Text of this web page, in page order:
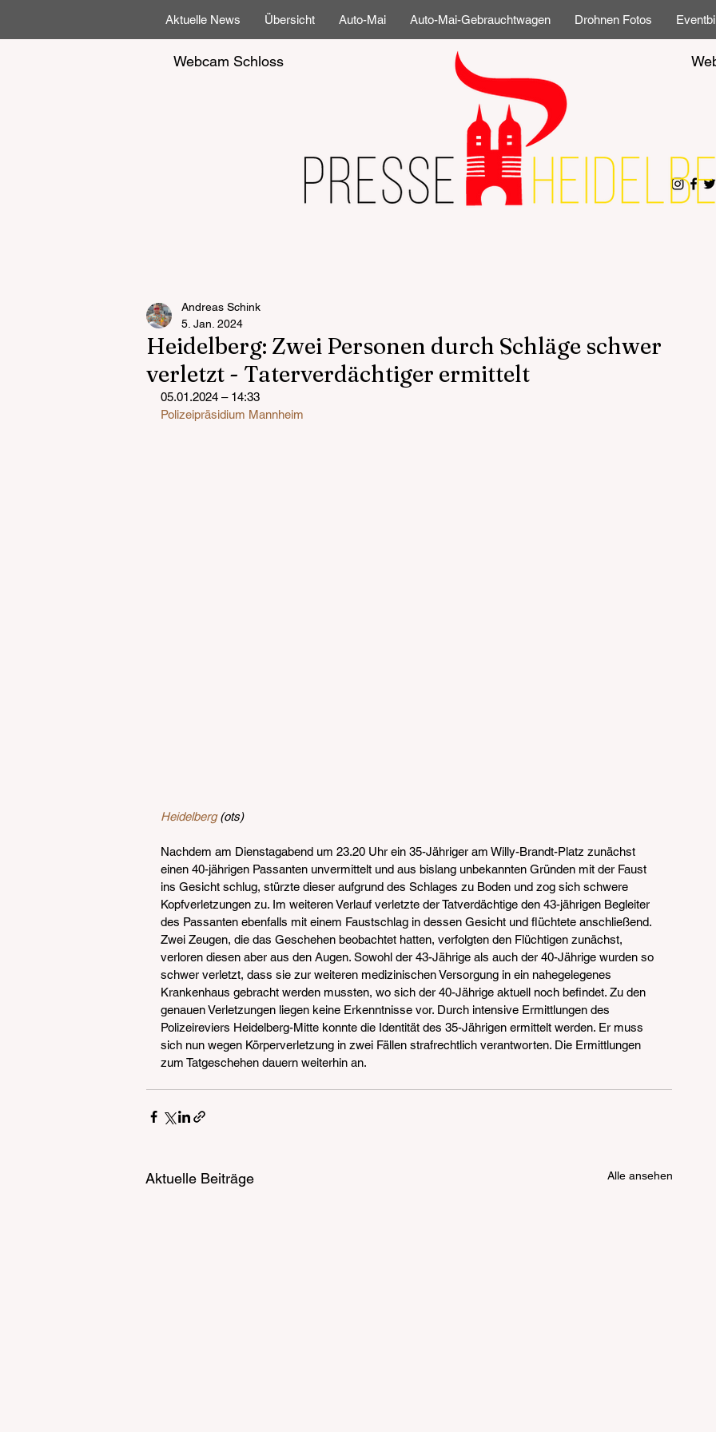
Aktuelle News Übersicht Auto-Mai Auto-Mai-Gebrauchtwagen Drohnen Fotos
Webcam Schloss
Heidelberg: Zwei Personen durch Schläge schwer
verletzt - Taterverdächtiger ermittelt
Andreas Schink
5. Jan. 2024
05.01.2024 – 14:33
Polizeipräsidium Mannheim
Heidelberg (ots)
Nachdem am Dienstagabend um 23.20 Uhr ein 35-Jähriger am Willy-Brandt-Platz zunächst
einen 40-jährigen Passanten unvermittelt und aus bislang unbekannten Gründen mit der Faust
ins Gesicht schlug, stürzte dieser aufgrund des Schlages zu Boden und zog sich schwere
Kopfverletzungen zu. Im weiteren Verlauf verletzte der Tatverdächtige den 43-jährigen Begleiter
des Passanten ebenfalls mit einem Faustschlag in dessen Gesicht und flüchtete anschließend.
Zwei Zeugen, die das Geschehen beobachtet hatten, verfolgten den Flüchtigen zunächst,
verloren diesen aber aus den Augen. Sowohl der 43-Jährige als auch der 40-Jährige wurden so
schwer verletzt, dass sie zur weiteren medizinischen Versorgung in ein nahegelegenes
Krankenhaus gebracht werden mussten, wo sich der 40-Jährige aktuell noch befindet. Zu den
genauen Verletzungen liegen keine Erkenntnisse vor. Durch intensive Ermittlungen des
Polizeireviers Heidelberg-Mitte konnte die Identität des 35-Jährigen ermittelt werden. Er muss
sich nun wegen Körperverletzung in zwei Fällen strafrechtlich verantworten. Die Ermittlungen
zum Tatgeschehen dauern weiterhin an.
Aktuelle Beiträge Alle ansehen